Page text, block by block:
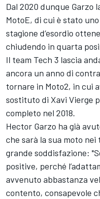
Dal 2020 dunque Garzo
MotoE, di cui è stato
stagione d’esordio
chiudendo in quarta
Il team Tech 3 lascia
ancora un anno di
tornare in Moto2, in cui
sostituto di Xavi Vierge
completo nel 2018.
Hector Garzo ha già
che sarà la sua moto
grande soddisfazione:
positive, perché
avvenuto abbastanza
contento, consapevole